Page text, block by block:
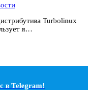
Turbolinux
я…
в Telegram!